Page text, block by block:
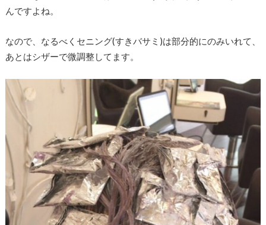
んですよね。
なので、なるべくセニング(すきバサミ)は部分的にのみいれて、
あとはシザーで微調整してます。